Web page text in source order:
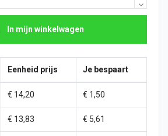
In mijn winkelwagen
Eenheid prijs Je bespaart
€ 14,20 € 1,50
€ 13,83 € 5,61